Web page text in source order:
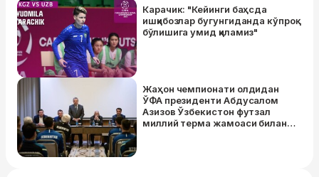
Карачик: "Кейинги баҳсда
ишқибозлар бугунгиданда кўпроқ
бўлишига умид қиламиз"
Жаҳон чемпионати олдидан
ЎФА президенти Абдусалом
Азизов Ўзбекистон футзал
миллий терма жамоаси билан